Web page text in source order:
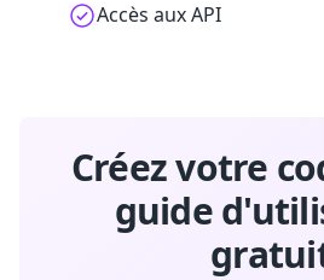
Accès aux API
Créez votre
guide